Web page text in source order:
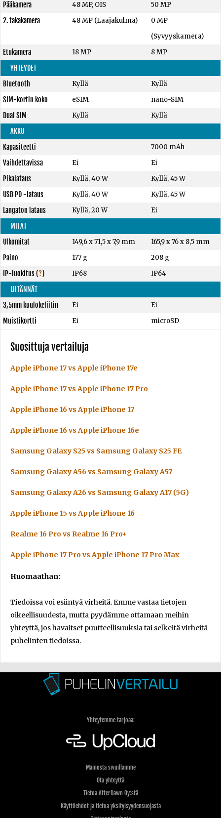
Pääkamera
48 MP, OIS
50 MP
2. takakamera
48 MP (Laajakulma)
0 MP
(Syvyyskamera)
Etukamera
18 MP
8 MP
YHTEYDET
Bluetooth
Kyllä
Kyllä
SIM-kortin koko
eSIM
nano-SIM
Dual SIM
Kyllä
Kyllä
AKKU
Kapasiteetti
7000 mAh
Vaihdettavissa
Ei
Ei
Pikalataus
Kyllä, 40 W
Kyllä, 45 W
USB PD -lataus
Kyllä, 40 W
Kyllä, 45 W
Langaton lataus
Kyllä, 20 W
Ei
MITAT
Ulkomitat
149,6 x 71,5 x 7,9 mm
165,9 x 76 x 8,5 mm
Paino
177 g
208 g
IP-luokitus(?) IP68
IP64
LIITÄNNÄT
3,5mm kuulokeliitin
Ei
Ei
Muistikortti
Ei microSD
Suosittuja vertailuja
Apple iPhone 17 vs Apple iPhone 17e
Apple iPhone 17 vs Apple iPhone 17 Pro
Apple iPhone 16 vs Apple iPhone 17
Apple iPhone 16 vs Apple iPhone 16e
Samsung Galaxy S25 vs Samsung Galaxy S25 FE
Samsung Galaxy A56 vs Samsung Galaxy A57
Samsung Galaxy A26 vs Samsung Galaxy A17 (5G)
Apple iPhone 15 vs Apple iPhone 16
Realme 16 Pro vs Realme 16 Pro+
Apple iPhone 17 Pro vs Apple iPhone 17 Pro Max
Huomaathan:
Tiedoissa voi esiintyä virheitä. Emme vastaa tietojen
oikeellisuudesta, mutta pyydämme ottamaan meihin
yhteyttä, jos havaitset puutteellisuuksia tai selkeitä virheitä
puhelinten tiedoissa.
Yhteytemme tarjoaa:
Mainosta sivuillamme
Ota yhteyttä
Tietoa AfterDawn Oy:stä
Käyttöehdot ja tietoa yksityisyydensuojasta